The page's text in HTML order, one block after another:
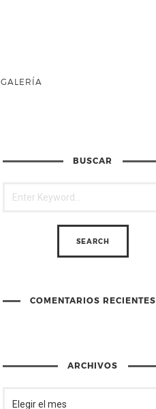
GALERÍA
BUSCAR
COMENTARIOS RECIENTES
ARCHIVOS